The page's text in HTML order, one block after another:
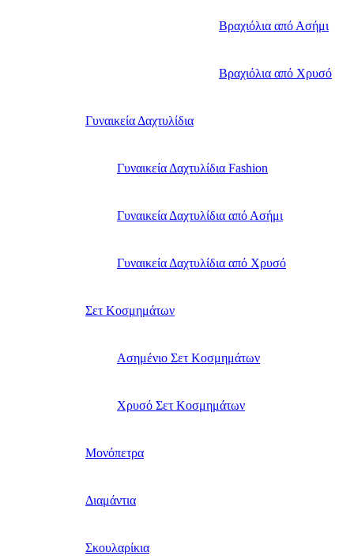
Βραχιόλια από Ασήμι
Βραχιόλια από Χρυσό
Γυναικεία Δαχτυλίδια
Γυναικεία Δαχτυλίδια Fashion
Γυναικεία Δαχτυλίδια από Ασήμι
Γυναικεία Δαχτυλίδια από Χρυσό
Σετ Κοσμημάτων
Ασημένιο Σετ Κοσμημάτων
Χρυσό Σετ Κοσμημάτων
Μονόπετρα
Διαμάντια
Σκουλαρίκια